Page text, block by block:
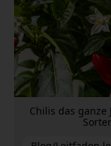
Chilis das